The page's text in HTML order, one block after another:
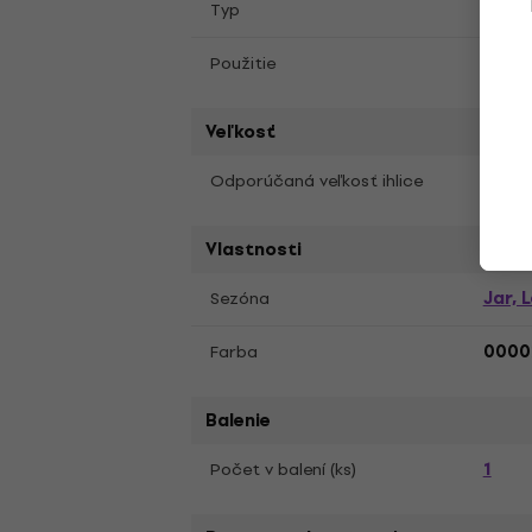
Typ
Použitie
Veľkosť
Odporúčaná veľkosť ihlice
Vlastnosti
Sezóna Jar,
Farba
Balenie
Počet v balení (ks) 1